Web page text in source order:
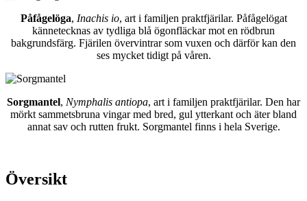
Påfågelöga, Inachis io, art i familjen praktfjärilar. Påfågelögat
kännetecknas av tydliga blå ögonfläckar mot en rödbrun
bakgrundsfärg. Fjärilen övervintrar som vuxen och därför kan den
ses mycket tidigt på våren.
Sorgmantel, Nymphalis antiopa, art i familjen praktfjärilar. Den har
mörkt sammetsbruna vingar med bred, gul ytterkant och äter bland
annat sav och rutten frukt. Sorgmantel finns i hela Sverige.
Översikt